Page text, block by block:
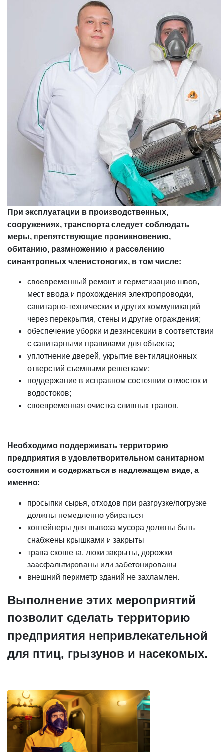
При эксплуатации в производственных,
сооружениях, транспорта следует соблюдать
меры, препятствующие проникновению,
обитанию, размножению и расселению
синантропных членистоногих, в том числе:
своевременный ремонт и герметизацию швов,
мест ввода и прохождения электропроводки,
санитарно-технических и других коммуникаций
через перекрытия, стены и другие ограждения;
обеспечение уборки и дезинсекции в соответствии
с санитарными правилами для объекта;
уплотнение дверей, укрытие вентиляционных
отверстий съемными решетками;
поддержание в исправном состоянии отмосток и
водостоков;
своевременная очистка сливных трапов.
Необходимо поддерживать территорию
предприятия в удовлетворительном санитарном
состоянии и содержаться в надлежащем виде, а
именно:
просыпки сырья, отходов при разгрузке/погрузке
должны немедленно убираться
контейнеры для вывоза мусора должны быть
снабжены крышками и закрыты
трава скошена, люки закрыты, дорожки
заасфальтированы или забетонированы
внешний периметр зданий не захламлен.
Выполнение этих мероприятий
позволит сделать территорию
предприятия непривлекательной
для птиц, грызунов и насекомых.